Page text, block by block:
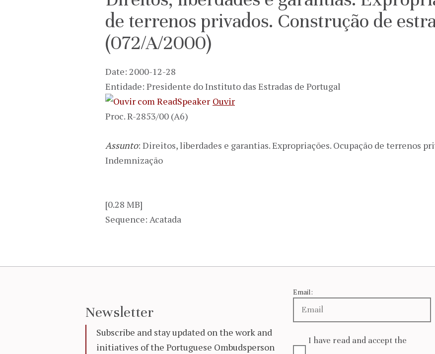
de terrenos privados. Construção de
(072/A/2000)
Date: 2000-12-28
Entidade: Presidente do Instituto das Estradas de Portugal
Ouvir
Proc. R-2853/00 (A6)
Assunto: Direitos, liberdades e garantias. Expropriações. Ocupação de terrenos
Indemnização
[0.28 MB]
Sequence: Acatada
Newsletter
Subscribe and stay updated on the work and
initiatives of the Portuguese Ombudsperson
Email:
I have read and accept the